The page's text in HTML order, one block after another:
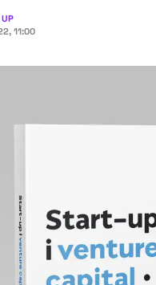
11:00